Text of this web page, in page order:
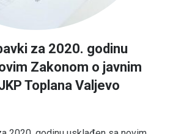
za 2020. godinu
Zakonom o javnim
Toplana Valjevo